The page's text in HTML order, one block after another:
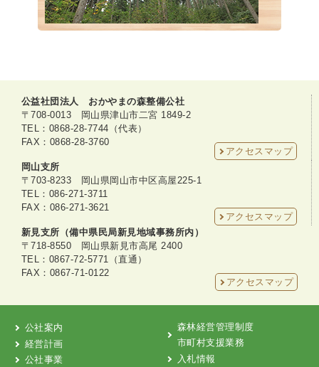
公益社団法人 おかやまの森整備公社
〒708-0013 岡山県津山市二宮 1849-2
TEL：0868-28-7744（代表）
FAX：0868-28-3760
アクセスマップ
岡山支所
〒703-8233 岡山県岡山市中区高屋225-1
TEL：086-271-3711
FAX：086-271-3621
アクセスマップ
新見支所（備中県民局新見地域事務所内）
〒718-8550 岡山県新見市高尾 2400
TEL：0867-72-5771（直通）
FAX：0867-71-0122
アクセスマップ
公社案内
経営計画
公社事業
森林経営管理制度
市町村支援業務
入札情報